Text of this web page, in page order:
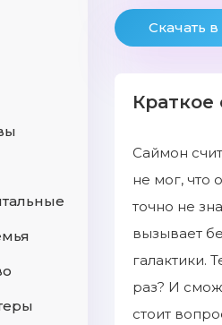
Скачать в
Саймон
не мог, что
точно не
вызывает
галактики.
раз? И
стоит